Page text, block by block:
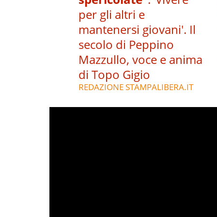
per gli altri e
mantenersi giovani'. Il
secolo di Peppino
Mazzullo, voce e anima
di Topo Gigio
REDAZIONE STAMPALIBERA.IT